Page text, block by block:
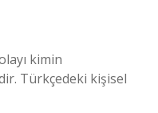
kimin
Türkçedeki kişisel